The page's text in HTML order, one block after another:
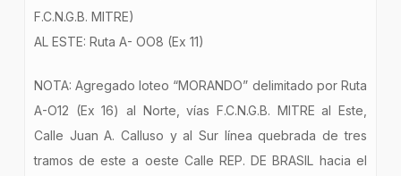
F.C.N.G.B. MITRE)
AL ESTE: Ruta A- OO8 (Ex 11)
NOTA: Agregado loteo “MORANDO” delimitado por Ruta
A-O12 (Ex 16) al Norte, vías F.C.N.G.B. MITRE al Este,
Calle Juan A. Calluso y al Sur línea quebrada de tres
tramos de este a oeste Calle REP. DE BRASIL hacia el